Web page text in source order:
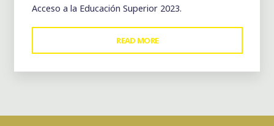
Acceso a la Educación Superior 2023.
READ MORE
ES
LA
AQUÍ